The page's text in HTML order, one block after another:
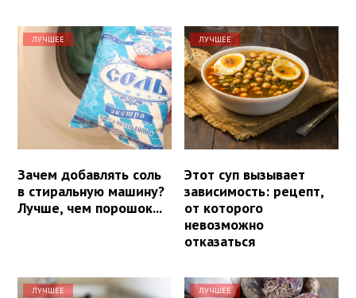
ЛУЧШЕЕ
Зачем добавлять соль
в стиральную машину?
Лучше, чем порошок...
ЛУЧШЕЕ
Этот суп вызывает
зависимость: рецепт,
от которого
невозможно
отказаться
ЛУЧШЕЕ ЛУЧШЕЕ